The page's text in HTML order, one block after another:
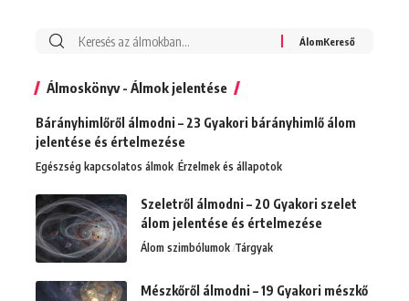
Álmoskönyv - Álmok jelentése
Bárányhimlőről álmodni – 23 Gyakori bárányhimlő álom
jelentése és értelmezése
Egészség kapcsolatos álmok Érzelmek és állapotok
Szeletről álmodni – 20 Gyakori szelet
álom jelentése és értelmezése
Álom szimbólumok Tárgyak
Mészkőről álmodni – 19 Gyakori mészkő